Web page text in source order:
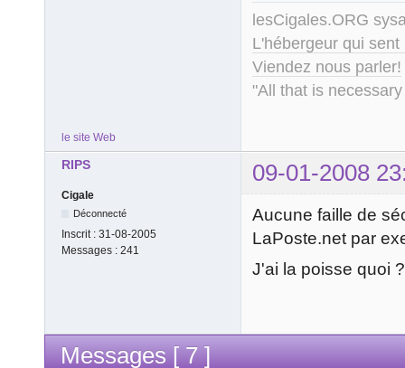
lesCigales.ORG
L'hébergeur qui
Viendez nous parler!
"All that is
le site Web
RIPS 09-01-2008
Cigale
Déconnecté
Inscrit : 31-08-2005
Messages : 241
Aucune faille de
LaPoste.net par
J'ai la poisse quoi
Messages [ 7 ]